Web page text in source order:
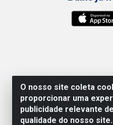
O nosso site coleta
proporcionar uma
publicidade relevante
qualidade do nosso site.
Preços,